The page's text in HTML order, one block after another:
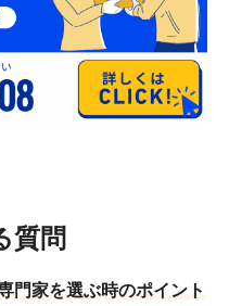
質問
門家を選ぶ時のポイント